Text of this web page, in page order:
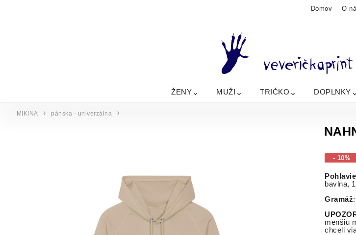
Domov O
ŽENY MUŽI TRIČKO DOPLNKY
MIKINA pánska - univerzálna
- 10%
Pohlavie
bavlna,
Gramáž
menšiu
chceli